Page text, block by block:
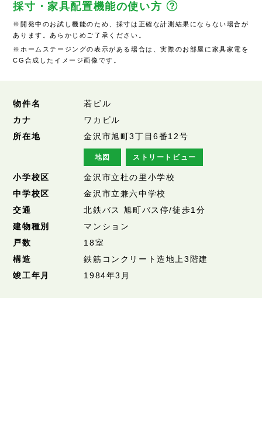
採寸・家具配置機能の使い方
※開発中のお試し機能のため、採寸は正確な計測結果にならない場合が
あります。あらかじめご了承ください。
※ホームステージングの表示がある場合は、実際のお部屋に家具家電を
CG合成したイメージ画像です。
物件名
若ビル
カナ
ワカビル
所在地
金沢市旭町3丁目6番12号
地図 ストリートビュー
小学校区
金沢市立杜の里小学校
中学校区
金沢市立兼六中学校
交通
北鉄バス 旭町バス停/徒歩1分
建物種別
マンション
戸数
18室
構造
鉄筋コンクリート造地上3階建
竣工年月
1984年3月